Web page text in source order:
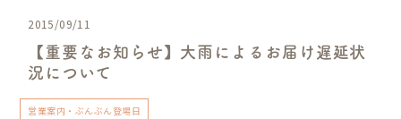
2015/09/11
【重要なお知らせ】大雨によるお届け遅延状
況について
営業案内・ぶんぶん登場日